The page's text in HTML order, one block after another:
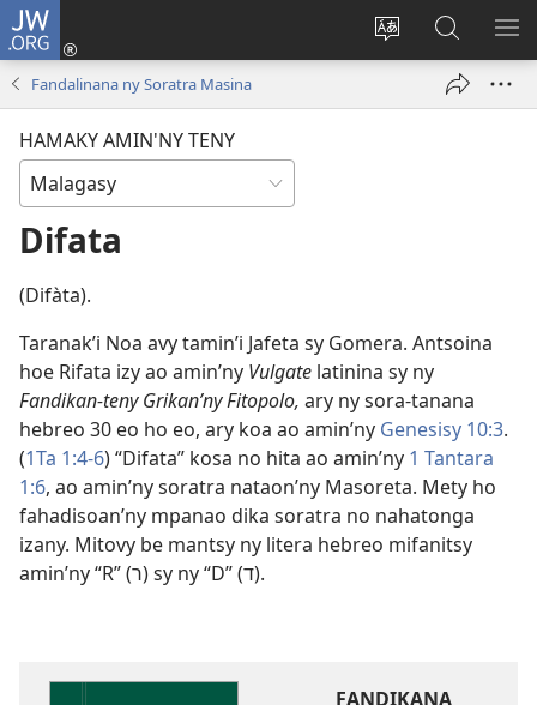
JW.ORG
Hiova
Hiditra
(manokatra
ato
Amin’ny
Fandalinana ny Soratra Masina
HAMAKY AMIN'NY TENY
Difata
(Difàta).
Taranak’i Noa avy tamin’i Jafeta sy Gomera. Antsoina
hoe Rifata izy ao amin’ny Vulgate latinina sy ny
Fandikan-teny Grikan’ny Fitopolo, ary ny sora-tanana
hebreo 30 eo ho eo, ary koa ao amin’ny Genesisy 10:3.
(1Ta 1:4-6) “Difata” kosa no hita ao amin’ny 1 Tantara
1:6, ao amin’ny soratra nataon’ny Masoreta. Mety ho
fahadisoan’ny mpanao dika soratra no nahatonga
izany. Mitovy be mantsy ny litera hebreo mifanitsy
amin’ny “R” (ר) sy ny “D” (ד).
FANDIKANA